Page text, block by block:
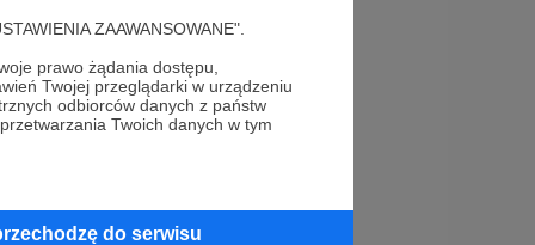
ZAAWANSOWANE".
prawo żądania dostępu,
Twojej przeglądarki w urządzeniu
odbiorców danych z państw
Twoich danych w tym
do serwisu